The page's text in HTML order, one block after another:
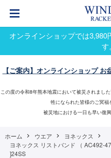
オンラインショップでは
す。
【ご案内】オンラインショップ
この度の令和8年熊本地震において被災されまし
牲になられた皆様のご冥福
被災地における一日も早い復
ホーム ウエア
ヨネックス
ヨネックス リストバンド （ AC492-
]24SS